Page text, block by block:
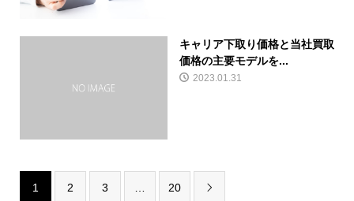
キャリア下取り価格と当社買取
価格の主要モデルを...
2023.01.31
1 2 3 20 